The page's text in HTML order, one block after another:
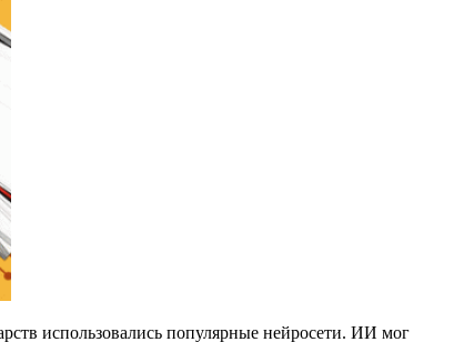
использовались популярные нейросети. ИИ мог